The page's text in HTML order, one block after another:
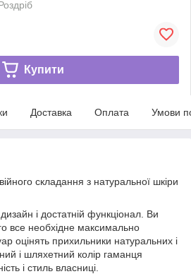
Купити
Доставка Оплата Умови
складання з натуральної шкіри
і достатній функціонал. Ви
все необхідне максимально
оцінять прихильники натуральних і
і шляхетний колір гаманця
і стиль власниці.